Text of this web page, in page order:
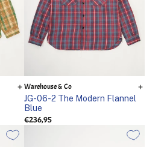
Warehouse & Co
JG-06-2 The Modern Flannel
Blue
€236,95